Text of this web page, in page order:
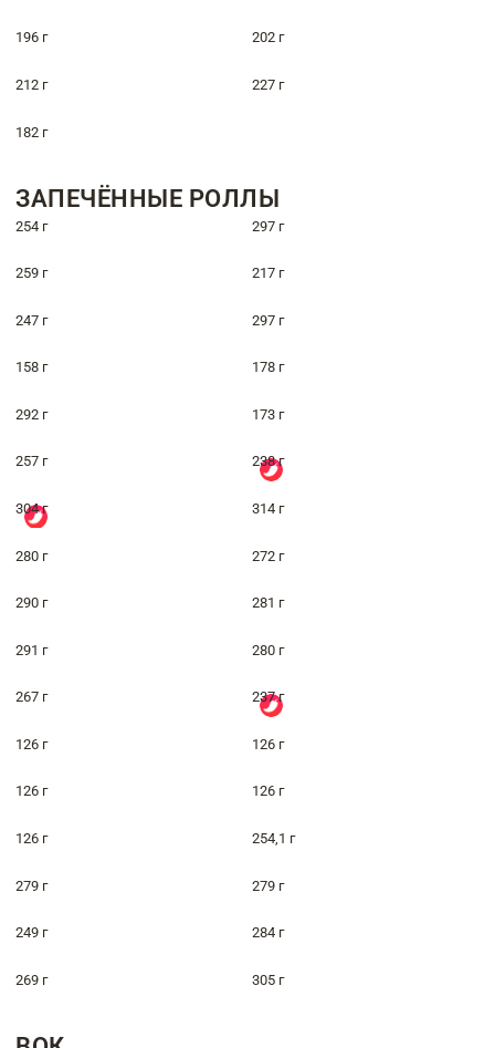
196 г 202 г
212 г 227 г
182 г
ЗАПЕЧЁННЫЕ РОЛЛЫ
254 г 297 г
259 г 217 г
247 г 297 г
158 г 178 г
292 г 173 г
257 г 238 г
304 г 314 г
280 г 272 г
290 г 281 г
291 г 280 г
267 г 237 г
126 г 126 г
126 г 126 г
126 г 254,1 г
279 г 279 г
249 г 284 г
269 г 305 г